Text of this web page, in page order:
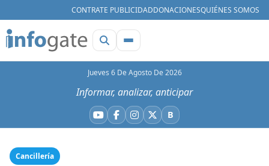
CONTRATE PUBLICIDADDONACIONESQUIÉNES SOMOS
Jueves 6 De Agosto De 2026
Informar, analizar, anticipar
YouTube
Facebook
Instagram
X BBluesky
Cancillería